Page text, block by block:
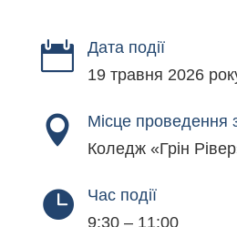

Дата події
19 травня 2026

Місце проведення
Коледж «Грін

Час події
9:30 – 11:00